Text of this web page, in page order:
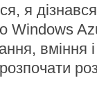
я
Windows
вміння